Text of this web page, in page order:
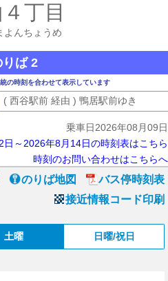
丁目
よんちょうめ
りば 2
の時刻を合わせて表示しています
( 西谷駅前 経由 ) 鴨居駅前ゆき
乗車日2026年08月09日
日～2026年8月14日の時刻表はこちら
時刻のお問い合わせはこちらへ
のりば地図
バス停時刻表
接近情報コード印刷
土曜 日曜/祝日